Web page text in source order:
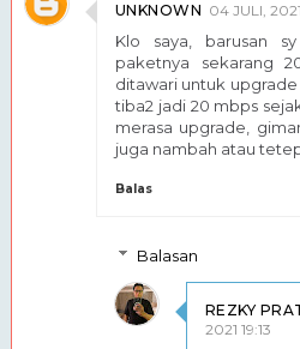
UNKNOWN 04 JULI, 2021
Klo saya, barusan
paketnya sekarang
ditawari untuk upgrade
tiba2 jadi 20 mbps
merasa upgrade,
juga nambah atau
Balas
Balasan
REZKY
2021 19:13